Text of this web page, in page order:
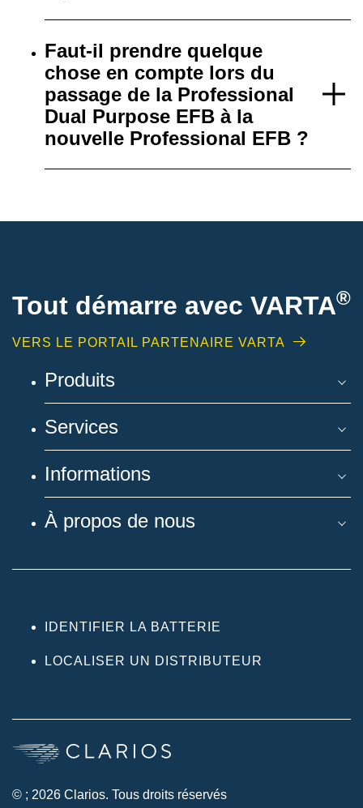
Faut-il prendre quelque
chose en compte lors du
passage de la Professional
Dual Purpose EFB à la
nouvelle Professional EFB ?
Tout démarre avec VARTA®
VERS LE PORTAIL PARTENAIRE VARTA
Produits
Services
Informations
À propos de nous
IDENTIFIER LA BATTERIE
LOCALISER UN DISTRIBUTEUR
© ; 2026 Clarios. Tous droits réservés